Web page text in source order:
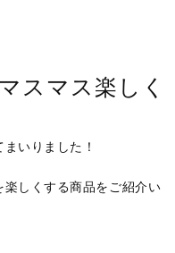
スマス楽しく
いりました！
しくする商品をご紹介い